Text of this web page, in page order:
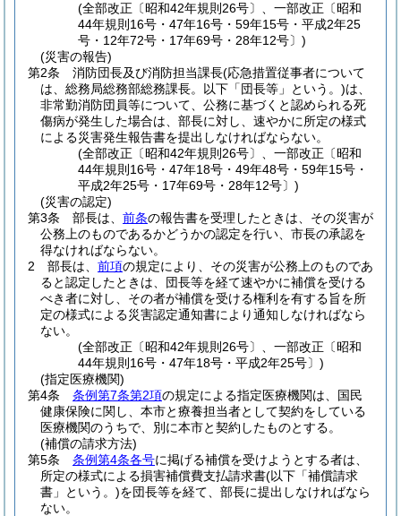
(全部改正〔昭和42年規則26号〕、一部改正〔昭和
44年規則16号・47年16号・59年15号・平成2年25
号・12年72号・17年69号・28年12号〕)
(災害の報告)
第2条
消防団長及び消防担当課長(応急措置従事者について
は、総務局総務部総務課長。以下「団長等」という。)は、
非常勤消防団員等について、公務に基づくと認められる死
傷病が発生した場合は、部長に対し、速やかに所定の様式
による災害発生報告書を提出しなければならない。
(全部改正〔昭和42年規則26号〕、一部改正〔昭和
44年規則16号・47年18号・49年48号・59年15号・
平成2年25号・17年69号・28年12号〕)
(災害の認定)
第3条
部長は、 前条の報告書を受理したときは、その災害が
公務上のものであるかどうかの認定を行い、市長の承認を
得なければならない。
2
部長は、 前項の規定により、その災害が公務上のものであ
ると認定したときは、団長等を経て速やかに補償を受ける
べき者に対し、その者が補償を受ける権利を有する旨を所
定の様式による災害認定通知書により通知しなければなら
ない。
(全部改正〔昭和42年規則26号〕、一部改正〔昭和
44年規則16号・47年18号・平成2年25号〕)
(指定医療機関)
第4条
条例第7条第2項の規定による指定医療機関は、国民
健康保険に関し、本市と療養担当者として契約をしている
医療機関のうちで、別に本市と契約したものとする。
(補償の請求方法)
第5条
条例第4条各号に掲げる補償を受けようとする者は、
所定の様式による損害補償費支払請求書(以下「補償請求
書」という。)を団長等を経て、部長に提出しなければなら
ない。